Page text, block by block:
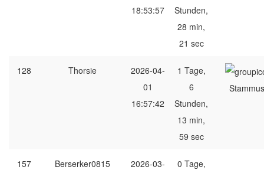
18:53:57
Stunden,
28 min,
21 sec
128 Thorsie
2026-04-
01
16:57:42
1 Tage,
6
Stunden,
13 min,
59 sec
157 Berserker0815
2026-03-
0 Tage,